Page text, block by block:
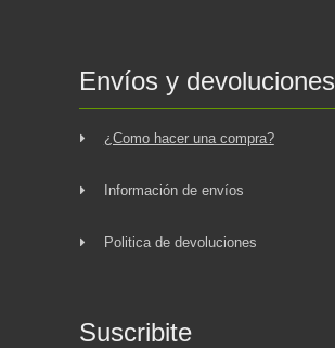
Envíos y devoluciones
¿Como hacer una compra?
Información de envíos
Politica de devoluciones
Suscribite